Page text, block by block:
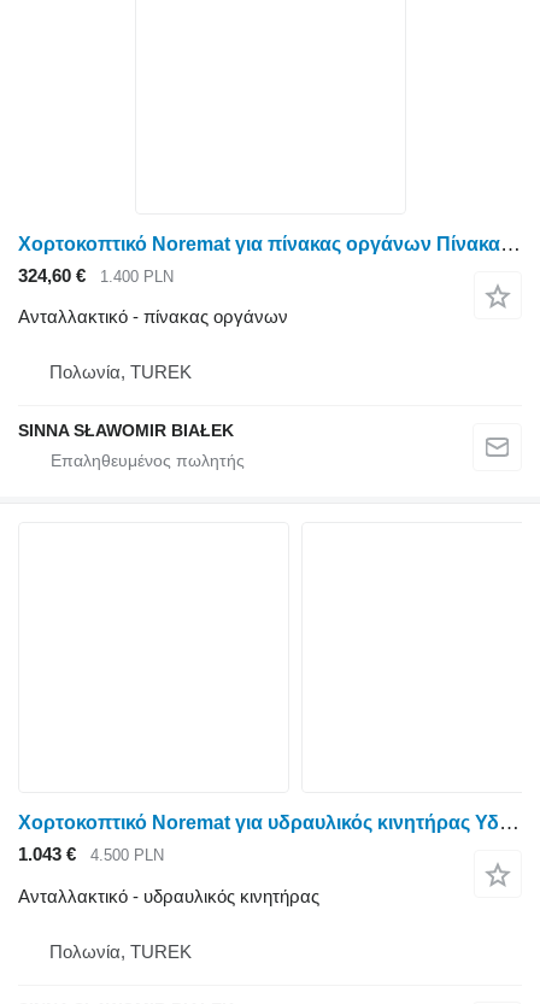
Χορτοκοπτικό Noremat για πίνακας οργάνων Πίνακας ελέγχου για το χλοοκοπτικό SMA Rousseau Noremat
324,60 € 1.400 PLN
Ανταλλακτικό - πίνακας οργάνων
Πολωνία, TUREK
SINNA SŁAWOMIR BIAŁEK
Χορτοκοπτικό Noremat για υδραυλικός κινητήρας Υδροκινητήρα για χλοοκοπτικό με καταστροφέα sma noremat rousseau
1.043 € 4.500 PLN
Ανταλλακτικό - υδραυλικός κινητήρας
Πολωνία, TUREK